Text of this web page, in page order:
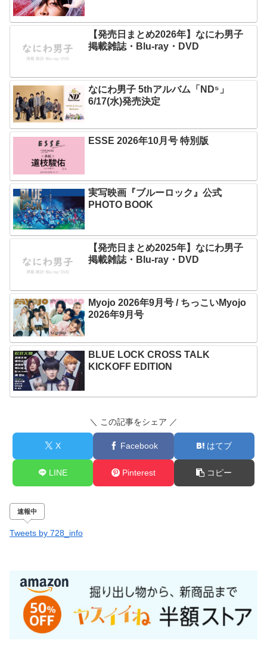
【発売日まとめ2026年】なにわ男子
掲載雑誌・Blu-ray・DVD
なにわ男子 5thアルバム「ND⁵」
6/17(水)発売決定
ESSE 2026年10月号 特別版
実写映画『ブルーロック』公式
PHOTO BOOK
【発売日まとめ2025年】なにわ男子
掲載雑誌・Blu-ray・DVD
Myojo 2026年9月号 / ちっこいMyojo
2026年9月号
BLUE LOCK CROSS TALK
KICKOFF EDITION
＼ この記事をシェア ／
X Facebook はてブ
LINE Pinterest コピー
速報中
Tweets by 728_info